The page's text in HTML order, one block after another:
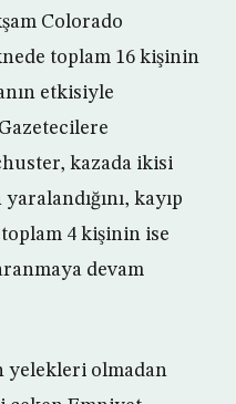
Colorado
toplam 16 kişinin
etkisiyle
kazada ikisi
kayıp
4 kişinin ise
devam
yelekleri olmadan